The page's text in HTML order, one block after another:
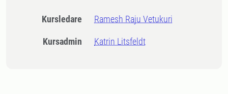
Kursledare Ramesh Raju Vetukuri
Kursadmin Katrin Litsfeldt